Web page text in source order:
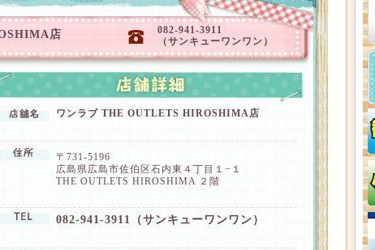
店
082-941-3911
（サンキューワンワン）
ワンラブ THE OUTLETS HIROSHIMA店
〒731-5196
広島県広島市佐伯区石内東４丁目１−１
THE OUTLETS HIROSHIMA ２階
082-941-3911（サンキューワンワン）